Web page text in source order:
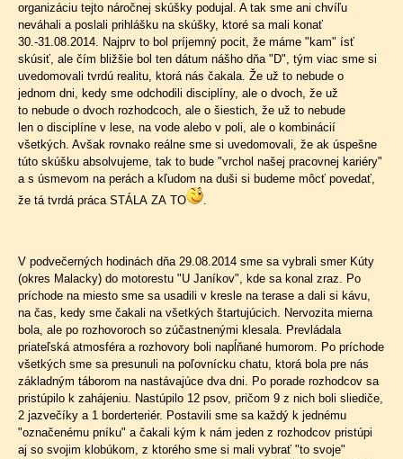
organizáciu tejto náročnej skúšky podujal. A tak sme ani chvíľu
neváhali a poslali prihlášku na skúšky, ktoré sa mali konať
30.-31.08.2014. Najprv to bol príjemný pocit, že máme "kam" ísť
skúsiť, ale čím bližšie bol ten dátum nášho dňa "D", tým viac sme si
uvedomovali tvrdú realitu, ktorá nás čakala. Že už to nebude o
jednom dni, kedy sme odchodili disciplíny, ale o dvoch, že už
to nebude o dvoch rozhodcoch, ale o šiestich, že už to nebude
len o disciplíne v lese, na vode alebo v poli, ale o kombinácií
všetkých. Avšak rovnako reálne sme si uvedomovali, že ak úspešne
túto skúšku absolvujeme, tak to bude "vrchol našej pracovnej kariéry"
a s úsmevom na perách a kľudom na duši si budeme môcť povedať,
že tá tvrdá práca STÁLA ZA TO
.
V podvečerných hodinách dňa 29.08.2014 sme sa vybrali smer Kúty
(okres Malacky) do motorestu "U Janíkov", kde sa konal zraz. Po
príchode na miesto sme sa usadili v kresle na terase a dali si kávu,
na čas, kedy sme čakali na všetkých štartujúcich. Nervozita mierna
bola, ale po rozhovoroch so zúčastnenými klesala. Prevládala
priateľská atmosféra a rozhovory boli napĺňané humorom. Po príchode
všetkých sme sa presunuli na poľovnícku chatu, ktorá bola pre nás
základným táborom na nastávajúce dva dni. Po porade rozhodcov sa
pristúpilo k zahájeniu. Nastúpilo 12 psov, pričom 9 z nich boli sliediče,
2 jazvečíky a 1 borderteriér. Postavili sme sa každý k jednému
"označenému pníku" a čakali kým k nám jeden z rozhodcov pristúpi
aj so svojim klobúkom, z ktorého sme si mali vybrať "to svoje"